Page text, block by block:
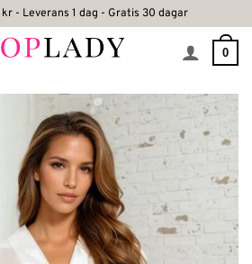
- Leverans 1 dag - Gratis 30 dagar
0